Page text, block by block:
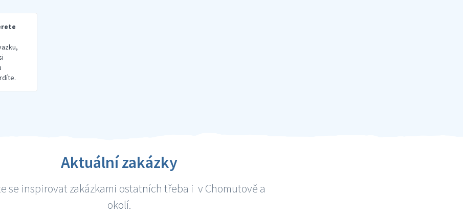
Aktuální zakázky
se inspirovat zakázkami ostatních třeba i v Chomutově a
okolí.